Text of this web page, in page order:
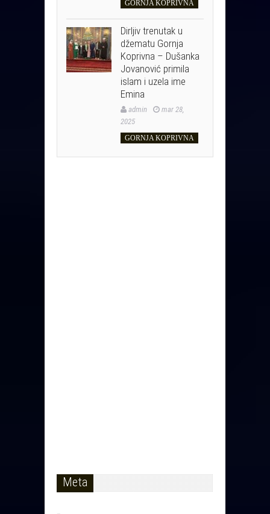
GORNJA KOPRIVNA
Dirljiv trenutak u
džematu Gornja
Koprivna – Dušanka
Jovanović primila
islam i uzela ime
Emina
admin
mar 28,
2025
GORNJA KOPRIVNA
Meta